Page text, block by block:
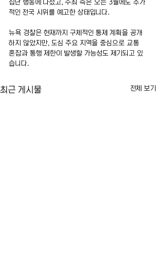
집단 행동에 나섰고, 주최 측은 오는 3월에도 추가
적인 전국 시위를 예고한 상태입니다.
뉴욕 경찰은 현재까지 구체적인 통제 계획을 공개
하지 않았지만, 도심 주요 지역을 중심으로 교통
혼잡과 통행 제한이 발생할 가능성도 제기되고 있
습니다.
최근 게시물 전체 보기